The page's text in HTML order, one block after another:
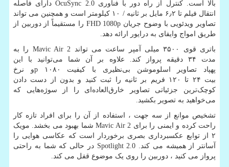
بالا است. کنترل از راه دور با فناوریOcuSync 2.0دارای فاصله
انتقال فیلم تا ۶٫۲ مایل بر ثانیه / ۱۰ کیلومتر است و همچنین می تواند
تصاویر ویدئویی با وضوح جریان FHD 1080p را مستقیماً از دوربین از
طریق امواج وایفای به درایور ارائه دهد.
باتری قوی ۳۵۰۰ میلی آمپر ساعت می تواند
Mavic Air 2 را به
مدت ۳۴ دقیقه پرواز کند. علاوه بر آن شما می‌توانید با این
پهپاد تصاویر اسلوموشن بی‌نظیری با کیفیت ۱۰۸۰
pو نرخ
بیت ۲۴ تا ۱۲۰ فریم بر ثانیه را ثبت کنید و بدون از دست دادن
کوچک‌ترین جزئیاتی تصاویر خارق‌العاده‌ای را از سوژه‌هایی که
می‌خواهید به تصویر بکشید.
تشخیص موانع از سه جهت ، استفاده از آن را برای افراد تازه کار
راحت کرده و ایمنی را برای Mavic Air 2شما بهبود می بخشد. مویک
۲ از توابع عکسبرداری بصری برخوردار است که عکاسی هوایی را
آسانتر از همیشه می کند. Spotlight 2.0 در حالی که شما به راحتی
پرواز می کنید ، دوربین را روی یک موضوع قفل می کند.